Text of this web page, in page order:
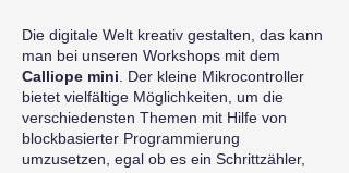
Die digitale Welt kreativ gestalten, das kann
man bei unseren Workshops mit dem
Calliope mini . Der kleine Mikrocontroller
bietet vielfältige Möglichkeiten, um die
verschiedensten Themen mit Hilfe von
blockbasierter Programmierung
umzusetzen, egal ob es ein Schrittzähler,